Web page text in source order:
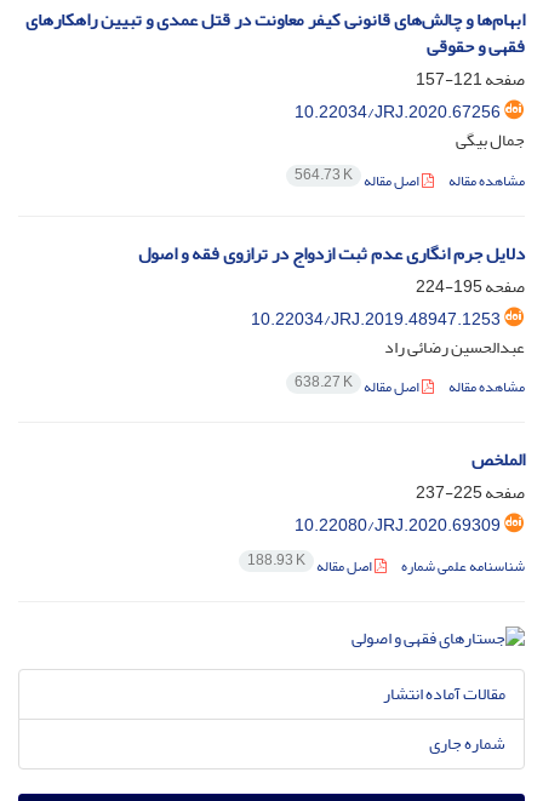
ابهام‌ها و چالش‌های قانونی کیفر معاونت در قتل عمدی و تبیین راهکارهای
فقهی و حقوقی
صفحه121-157
10.22034/JRJ.2020.67256
جمال بیگی
مشاهده مقاله اصل مقاله 564.73 K
دلایل جرم انگاری عدم ثبت ازدواج در ترازوی فقه و اصول
صفحه195-224
10.22034/JRJ.2019.48947.1253
عبدالحسین رضائی راد
مشاهده مقاله اصل مقاله 638.27 K
الملخص
صفحه225-237
10.22080/JRJ.2020.69309
شناسنامه علمی شماره اصل مقاله 188.93 K
مقالات آماده انتشار
شماره جاری